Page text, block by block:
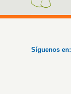
Síguenos en: